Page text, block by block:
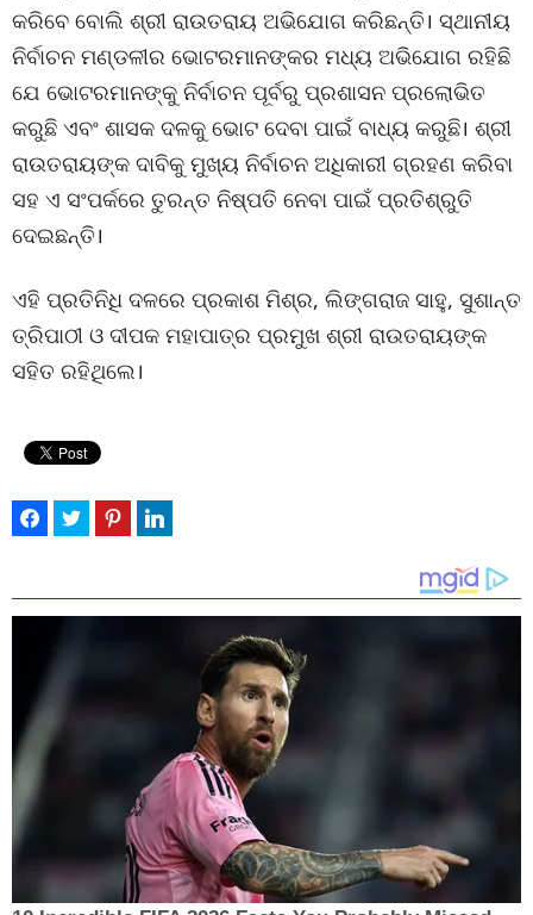
କରିବେ ବୋଲି ଶ୍ରୀ ରାଉତରାୟ ଅଭିଯୋଗ କରିଛନ୍ତି। ସ୍ଥାନୀୟ
ନିର୍ବାଚନ ମଣ୍ଡଳୀର ଭୋଟରମାନଙ୍କର ମଧ୍ୟ ଅଭିଯୋଗ ରହିଛି
ଯେ ଭୋଟରମାନଙ୍କୁ ନିର୍ବାଚନ ପୂର୍ବରୁ ପ୍ରଶାସନ ପ୍ରଲୋଭିତ
କରୁଛି ଏବଂ ଶାସକ ଦଳକୁ ଭୋଟ ଦେବା ପାଇଁ ବାଧ୍ୟ କରୁଛି। ଶ୍ରୀ
ରାଉତରାୟଙ୍କ ଦାବିକୁ ମୁଖ୍ୟ ନିର୍ବାଚନ ଅଧିକାରୀ ଗ୍ରହଣ କରିବା
ସହ ଏ ସଂପର୍କରେ ତୁରନ୍ତ ନିଷ୍ପତି ନେବା ପାଇଁ ପ୍ରତିଶ୍ରୁତି
ଦେଇଛନ୍ତି।
ଏହି ପ୍ରତିନିଧି ଦଳରେ ପ୍ରକାଶ ମିଶ୍ର, ଲିଙ୍ଗରାଜ ସାହୁ, ସୁଶାନ୍ତ
ତ୍ରିପାଠୀ ଓ ଦୀପକ ମହାପାତ୍ର ପ୍ରମୁଖ ଶ୍ରୀ ରାଉତରାୟଙ୍କ
ସହିତ ରହିଥିଲେ।